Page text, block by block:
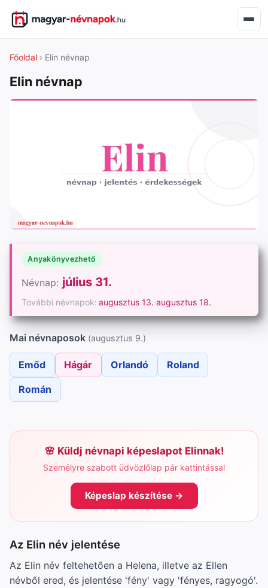
Főoldal › Elin névnap
Elin névnap
Anyakönyvezhető
Névnap: július 31.
További névnapok: augusztus 13.·augusztus 18.
Mai névnaposok (augusztus 9.)
Emőd Hágár Orlandó Roland
Román
Küldj névnapi képeslapot Elinnak!
Személyre szabott üdvözlőlap pár kattintással
Képeslap készítése →
Az Elin név jelentése
Az Elin név feltehetően a Helena, illetve az Ellen
névből ered, és jelentése 'fény' vagy 'fényes, ragyogó'.